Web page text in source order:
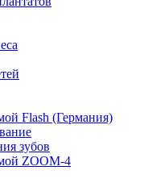
Flash (Германия)
зубов
ZOOM-4